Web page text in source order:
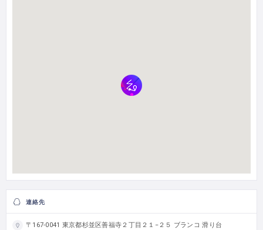
連絡先
〒167-0041 東京都杉並区善福寺２丁目２１−２５ ブランコ 滑り台